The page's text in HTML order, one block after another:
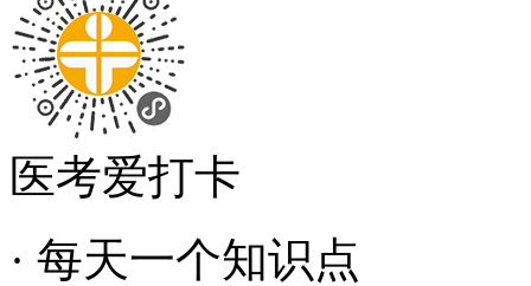
医考爱打卡
· 每天一个知识点